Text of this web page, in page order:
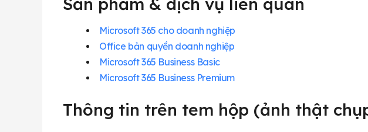
Microsoft 365 cho doanh nghiệp
Office bản quyền doanh nghiệp
Microsoft 365 Business Basic
Microsoft 365 Business Premium
Thông tin trên tem hộp (ảnh thật